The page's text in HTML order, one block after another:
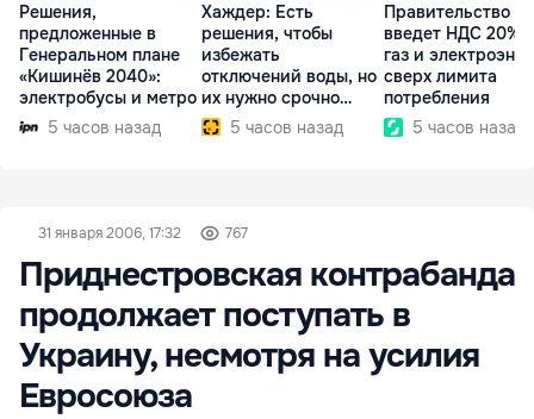
Решения,
предложенные в
Генеральном плане
«Кишинёв 2040»:
электробусы и метро
5 часов назад
Хаждер: Есть
решения, чтобы
избежать
отключений воды, но
их нужно срочно
внедрить
5 часов назад
Правительство
введет НДС 20%
газ и
сверх лимита
потребления
5 часов назад
31 января 2006, 17:32 767
Приднестровская контрабанда
продолжает поступать в
Украину, несмотря на усилия
Евросоюза